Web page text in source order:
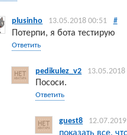
plusinho 13.05.2018 00:51 #
Потерпи, я бота тестирую
Ответить
pedikulez_v2
Пососи.
Ответить
guest8